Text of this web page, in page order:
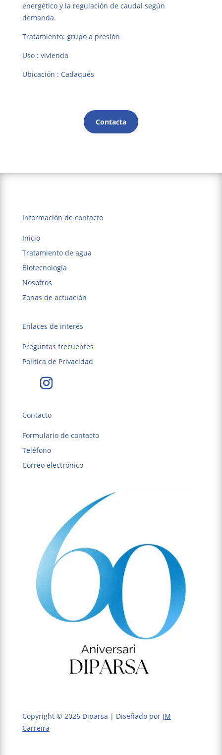
energético y la regulación de caudal según
demanda.
Tratamiento: grupo a presión
Uso : vivienda
Ubicación : Cadaqués
Contacta
Información de contacto
Inicio
Tratamiento de agua
Biotecnología
Nosotros
Zonas de actuación
Enlaces de interés
Preguntas frecuentes
Política de Privacidad
Contacto
Formulario de contacto
Teléfono
Correo electrónico
Copyright © 2026 Diparsa | Diseñado por JM
Carreira